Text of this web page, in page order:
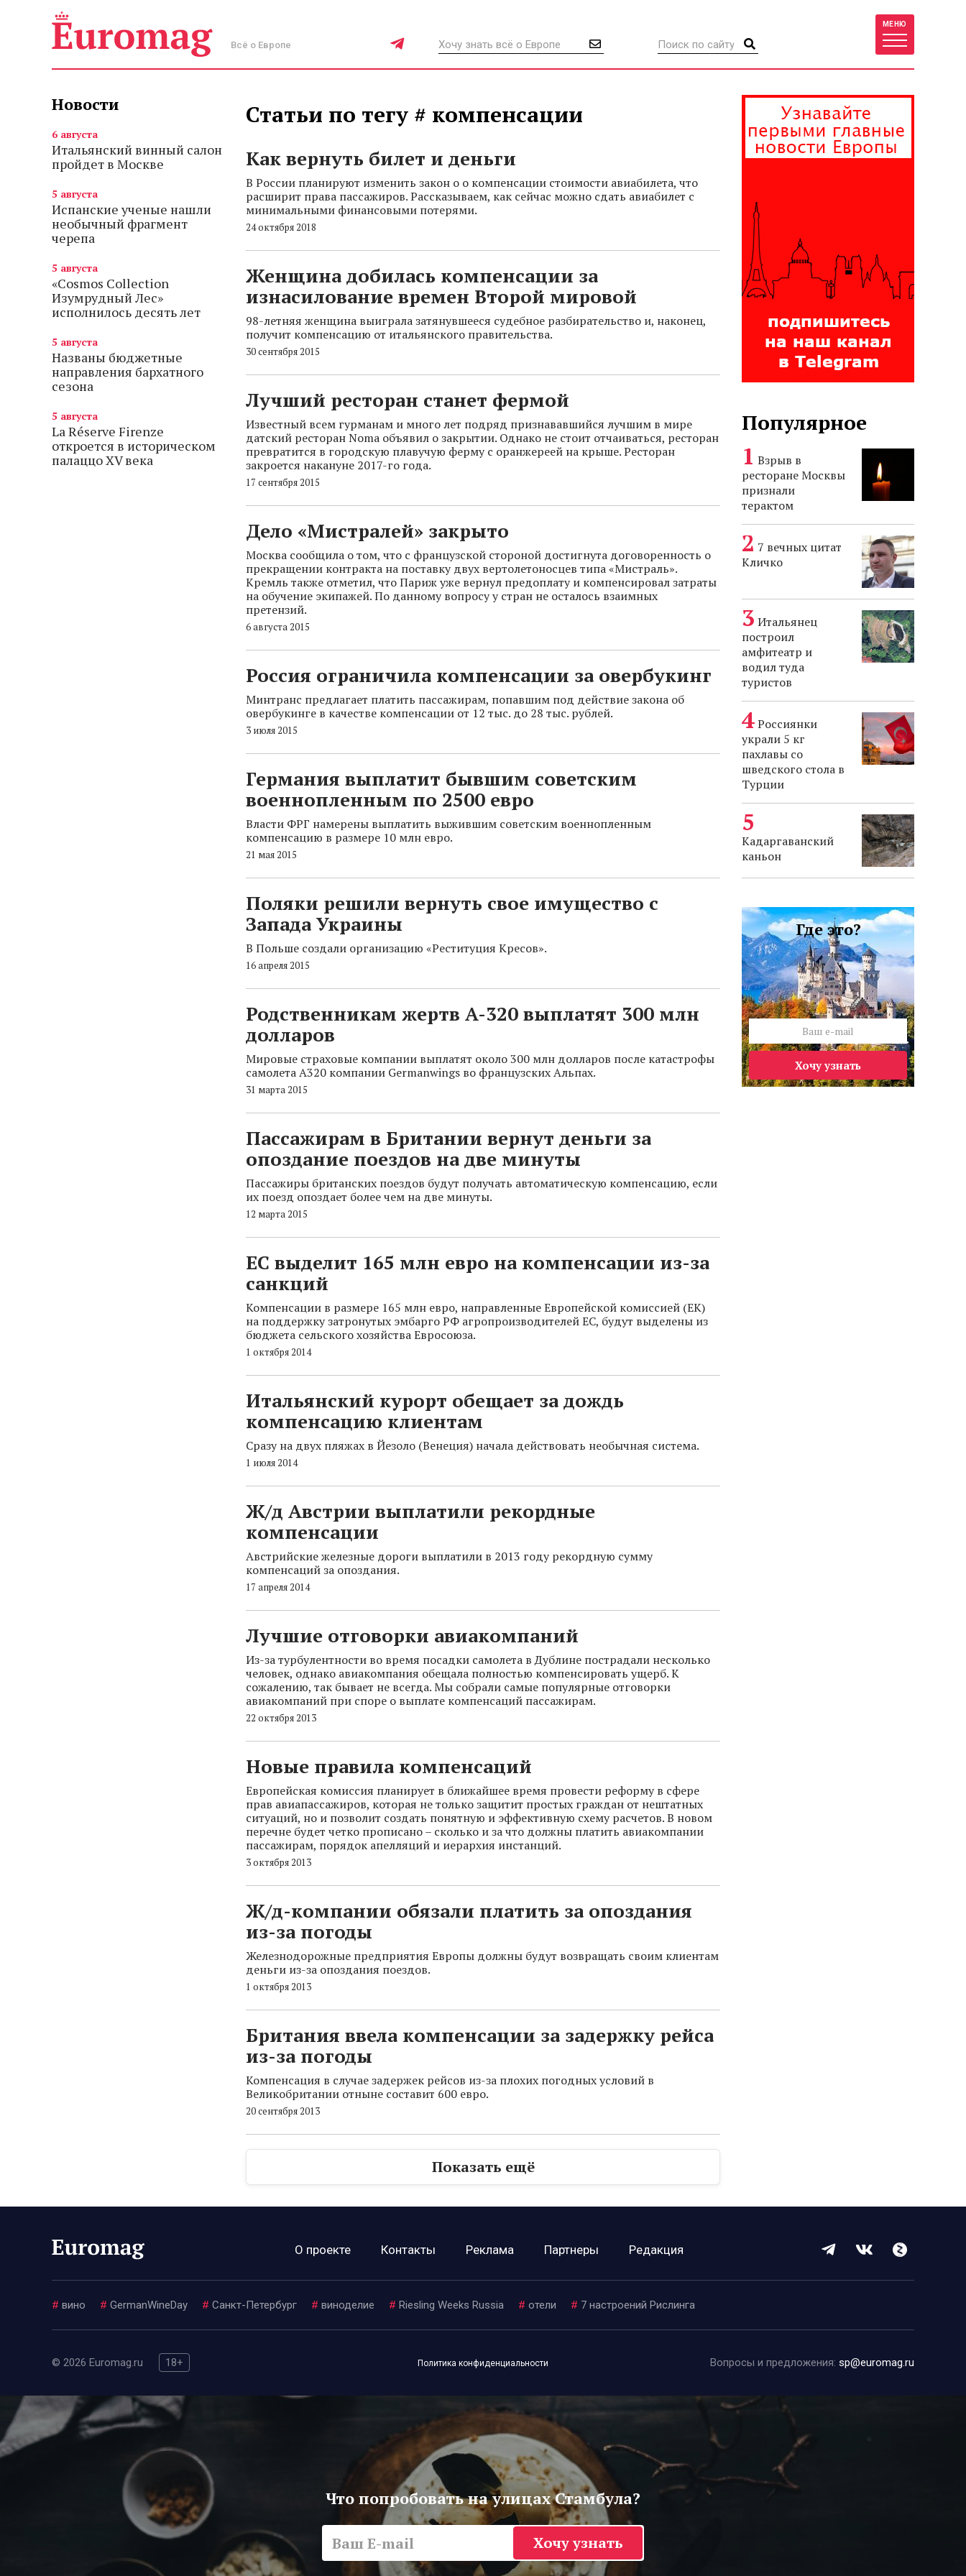
Всё о Европе
МЕНЮ
Новости
6 августа
Итальянский винный салон
пройдет в Москве
5 августа
Испанские ученые нашли
необычный фрагмент
черепа
5 августа
«Cosmos Collection
Изумрудный Лес»
исполнилось десять лет
5 августа
Названы бюджетные
направления бархатного
сезона
5 августа
La Réserve Firenze
откроется в историческом
палаццо XV века
Статьи по тегу # компенсации
Как вернуть билет и деньги
В России планируют изменить закон о о компенсации стоимости авиабилета, что
расширит права пассажиров. Рассказываем, как сейчас можно сдать авиабилет с
минимальными финансовыми потерями.
24 октября 2018
Женщина добилась компенсации за
изнасилование времен Второй мировой
98-летняя женщина выиграла затянувшееся судебное разбирательство и, наконец,
получит компенсацию от итальянского правительства.
30 сентября 2015
Лучший ресторан станет фермой
Известный всем гурманам и много лет подряд признававшийся лучшим в мире
датский ресторан Noma объявил о закрытии. Однако не стоит отчаиваться, ресторан
превратится в городскую плавучую ферму с оранжереей на крыше. Ресторан
закроется накануне 2017-го года.
17 сентября 2015
Дело «Мистралей» закрыто
Москва сообщила о том, что с французской стороной достигнута договоренность о
прекращении контракта на поставку двух вертолетоносцев типа «Мистраль».
Кремль также отметил, что Париж уже вернул предоплату и компенсировал затраты
на обучение экипажей. По данному вопросу у стран не осталось взаимных
претензий.
6 августа 2015
Россия ограничила компенсации за овербукинг
Минтранс предлагает платить пассажирам, попавшим под действие закона об
овербукинге в качестве компенсации от 12 тыс. до 28 тыс. рублей.
3 июля 2015
Германия выплатит бывшим советским
военнопленным по 2500 евро
Власти ФРГ намерены выплатить выжившим советским военнопленным
компенсацию в размере 10 млн евро.
21 мая 2015
Поляки решили вернуть свое имущество с
Запада Украины
В Польше создали организацию «Реституция Кресов».
16 апреля 2015
Родственникам жертв A-320 выплатят 300 млн
долларов
Мировые страховые компании выплатят около 300 млн долларов после катастрофы
самолета A320 компании Germanwings во французских Альпах.
31 марта 2015
Пассажирам в Британии вернут деньги за
опоздание поездов на две минуты
Пассажиры британских поездов будут получать автоматическую компенсацию, если
их поезд опоздает более чем на две минуты.
12 марта 2015
ЕС выделит 165 млн евро на компенсации из-за
санкций
Компенсации в размере 165 млн евро, направленные Европейской комиссией (ЕК)
на поддержку затронутых эмбарго РФ агропроизводителей ЕС, будут выделены из
бюджета сельского хозяйства Евросоюза.
1 октября 2014
Итальянский курорт обещает за дождь
компенсацию клиентам
Сразу на двух пляжах в Йезоло (Венеция) начала действовать необычная система.
1 июля 2014
Ж/д Австрии выплатили рекордные
компенсации
Австрийские железные дороги выплатили в 2013 году рекордную сумму
компенсаций за опоздания.
17 апреля 2014
Лучшие отговорки авиакомпаний
Из-за турбулентности во время посадки самолета в Дублине пострадали несколько
человек, однако авиакомпания обещала полностью компенсировать ущерб. К
сожалению, так бывает не всегда. Мы собрали самые популярные отговорки
авиакомпаний при споре о выплате компенсаций пассажирам.
22 октября 2013
Новые правила компенсаций
Европейская комиссия планирует в ближайшее время провести реформу в сфере
прав авиапассажиров, которая не только защитит простых граждан от нештатных
ситуаций, но и позволит создать понятную и эффективную схему расчетов. В новом
перечне будет четко прописано – сколько и за что должны платить авиакомпании
пассажирам, порядок апелляций и иерархия инстанций.
3 октября 2013
Ж/д-компании обязали платить за опоздания
из-за погоды
Железнодорожные предприятия Европы должны будут возвращать своим клиентам
деньги из-за опоздания поездов.
1 октября 2013
Британия ввела компенсации за задержку рейса
из-за погоды
Компенсация в случае задержек рейсов из-за плохих погодных условий в
Великобритании отныне составит 600 евро.
20 сентября 2013
Показать ещё
Популярное
Взрыв в
ресторане Москвы
признали
терактом
7 вечных цитат
Кличко
Итальянец
построил
амфитеатр и
водил туда
туристов
Россиянки
украли 5 кг
пахлавы со
шведского стола в
Турции
Кадаргаванский
каньон
Где это?
Хочу узнать
О проекте Контакты Реклама Партнеры Редакция
# вино # GermanWineDay # Санкт-Петербург # виноделие # Riesling Weeks Russia # отели # 7 настроений Рислинга
© 2026 Euromag.ru 18+ Политика конфиденциальности Вопросы и предложения: sp@euromag.ru
Что попробовать на улицах Стамбула?
Хочу узнать